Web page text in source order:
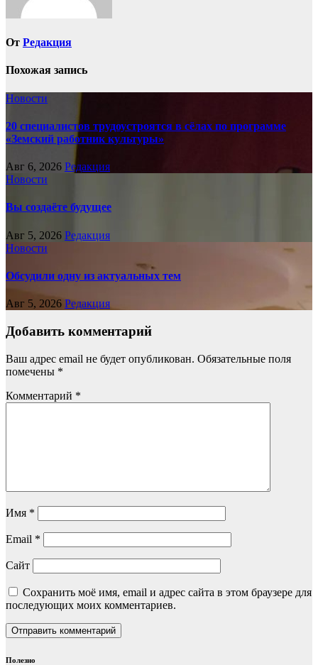
От Редакция
Похожая запись
Новости
20 специалистов трудоустроятся в сёлах по программе
«Земский работник культуры»
Авг 6, 2026 Редакция
Новости
Вы создаёте будущее
Авг 5, 2026 Редакция
Новости
Обсудили одну из актуальных тем
Авг 5, 2026 Редакция
Добавить комментарий
Ваш адрес email не будет опубликован. Обязательные поля
помечены *
Комментарий *
Имя *
Email *
Сайт
Сохранить моё имя, email и адрес сайта в этом браузере для
последующих моих комментариев.
Полезно